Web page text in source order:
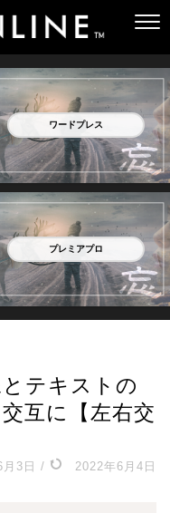
イラレ・フォトショ
ワードプレス
プレミアプロ
テキストの
互に【左右交
3日 / 2022年6月4日